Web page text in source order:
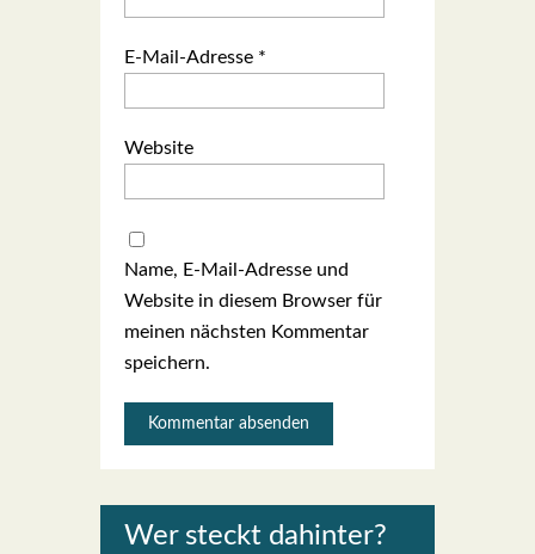
E-Mail-Adresse *
Website
Name, E-Mail-Adresse und
Website in diesem Browser für
meinen nächsten Kommentar
speichern.
Wer steckt dahin­ter?